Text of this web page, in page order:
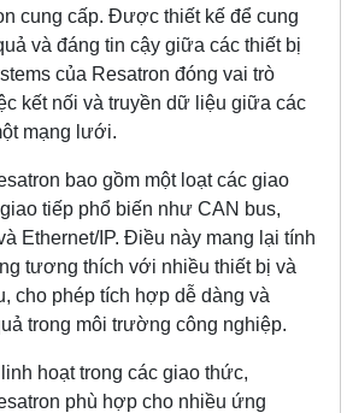
cung cấp. Được thiết kế để cung
và đáng tin cậy giữa các thiết bị
của Resatron đóng vai trò
kết nối và truyền dữ liệu giữa các
mạng lưới.
bao gồm một loạt các giao
tiếp phổ biến như CAN bus,
Ethernet/IP. Điều này mang lại tính
tương thích với nhiều thiết bị và
cho phép tích hợp dễ dàng và
trong môi trường công nghiệp.
hoạt trong các giao thức,
phù hợp cho nhiều ứng